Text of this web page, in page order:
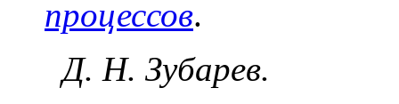
процессов.
Д. Н. Зубарев.